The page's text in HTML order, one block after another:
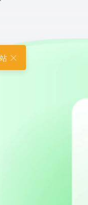
内容聚合、个性化推荐和交